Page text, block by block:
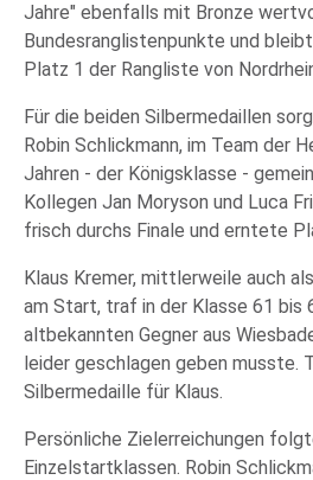
Jahre" ebenfalls mit Bronze
Bundesranglistenpunkte und
Platz 1 der Rangliste von
Für die beiden Silbermedaillen
Robin Schlickmann, im Team der
Jahren - der Königsklasse -
Kollegen Jan Moryson und Luca
frisch durchs Finale und erntete
Klaus Kremer, mittlerweile auch
am Start, traf in der Klasse 61 bis
altbekannten Gegner aus
leider geschlagen geben musste.
Silbermedaille für Klaus.
Persönliche Zielerreichungen
Einzelstartklassen. Robin